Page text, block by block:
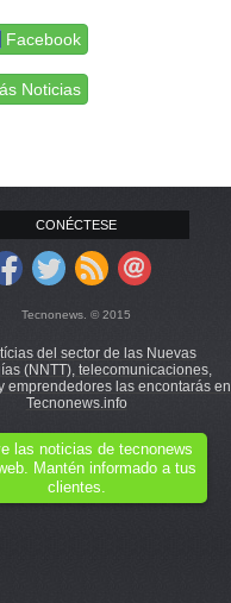
Facebook
Noticias
CONÉCTESE
Tecnonews. © 2015
del sector de las Nuevas
(NNTT), telecomunicaciones,
emprendedores las encontarás en
Tecnonews.info
las noticias de tecnonews
Mantén informado a tus
clientes.